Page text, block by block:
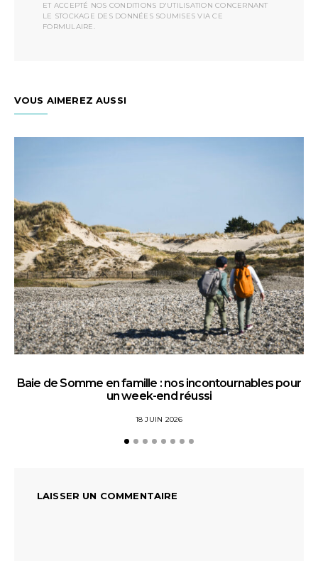
ET ACCEPTÉ NOS CONDITIONS D'UTILISATION CONCERNANT
LE STOCKAGE DES DONNÉES SOUMISES VIA CE
FORMULAIRE.
VOUS AIMEREZ AUSSI
Baie de Somme en famille : nos incontournables pour
un week-end réussi
18 JUIN 2026
LAISSER UN COMMENTAIRE